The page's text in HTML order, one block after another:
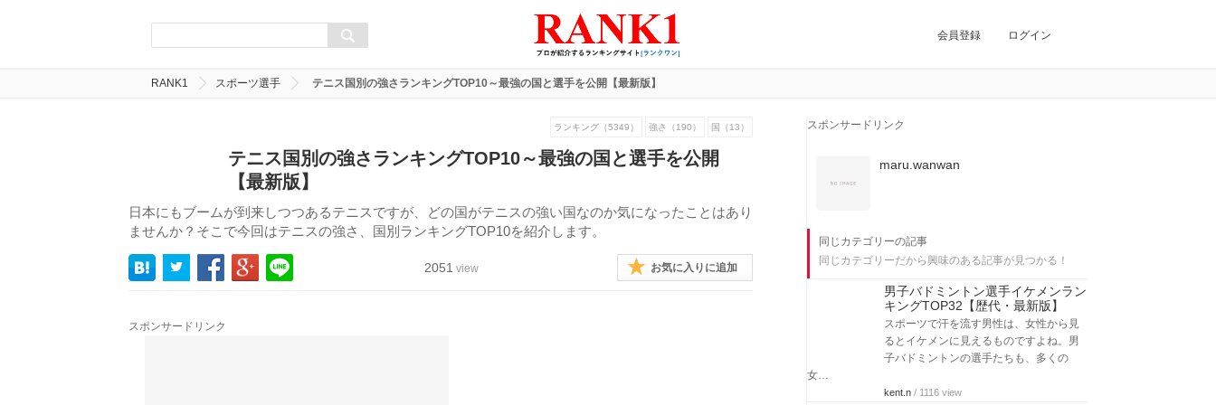
会員登録 ログイン
RANK1 スポーツ選手 テニス国別の強さランキングTOP10～最強の国と選手を公開【最新版】
ランキング（5349） 強さ（190） 国（13）
テニス国別の強さランキングTOP10～最強の国と選手を公開
【最新版】
日本にもブームが到来しつつあるテニスですが、どの国がテニスの強い国なのか気になったことはあり
ませんか？そこで今回はテニスの強さ、国別ランキングTOP10を紹介します。
2051 view お気に入りに追加
スポンサードリンク
スポンサードリンク
maru.wanwan
同じカテゴリーの記事
同じカテゴリーだから興味のある記事が見つかる！
男子バドミントン選手イケメンラン
キングTOP32【歴代・最新版】
スポーツで汗を流す男性は、女性から見
るとイケメンに見えるものですよね。男
子バドミントンの選手たちも、多くの
女…
kent.n / 1116 view